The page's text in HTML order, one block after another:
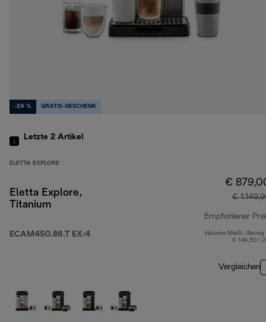
-24 % GRATIS-GESCHENK
Letzte 2 Artikel
ELETTA EXPLORE
Eletta Explore,
Titanium
ECAM450.86.T EX:4
€
€
Empfohlener
Inklusive MwSt.-Betrag
€ 146,50 (
Vergleichen